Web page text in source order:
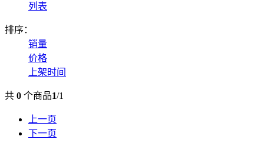
列表
排序：
销量
价格
上架时间
共 0 个商品1/1
上一页
下一页